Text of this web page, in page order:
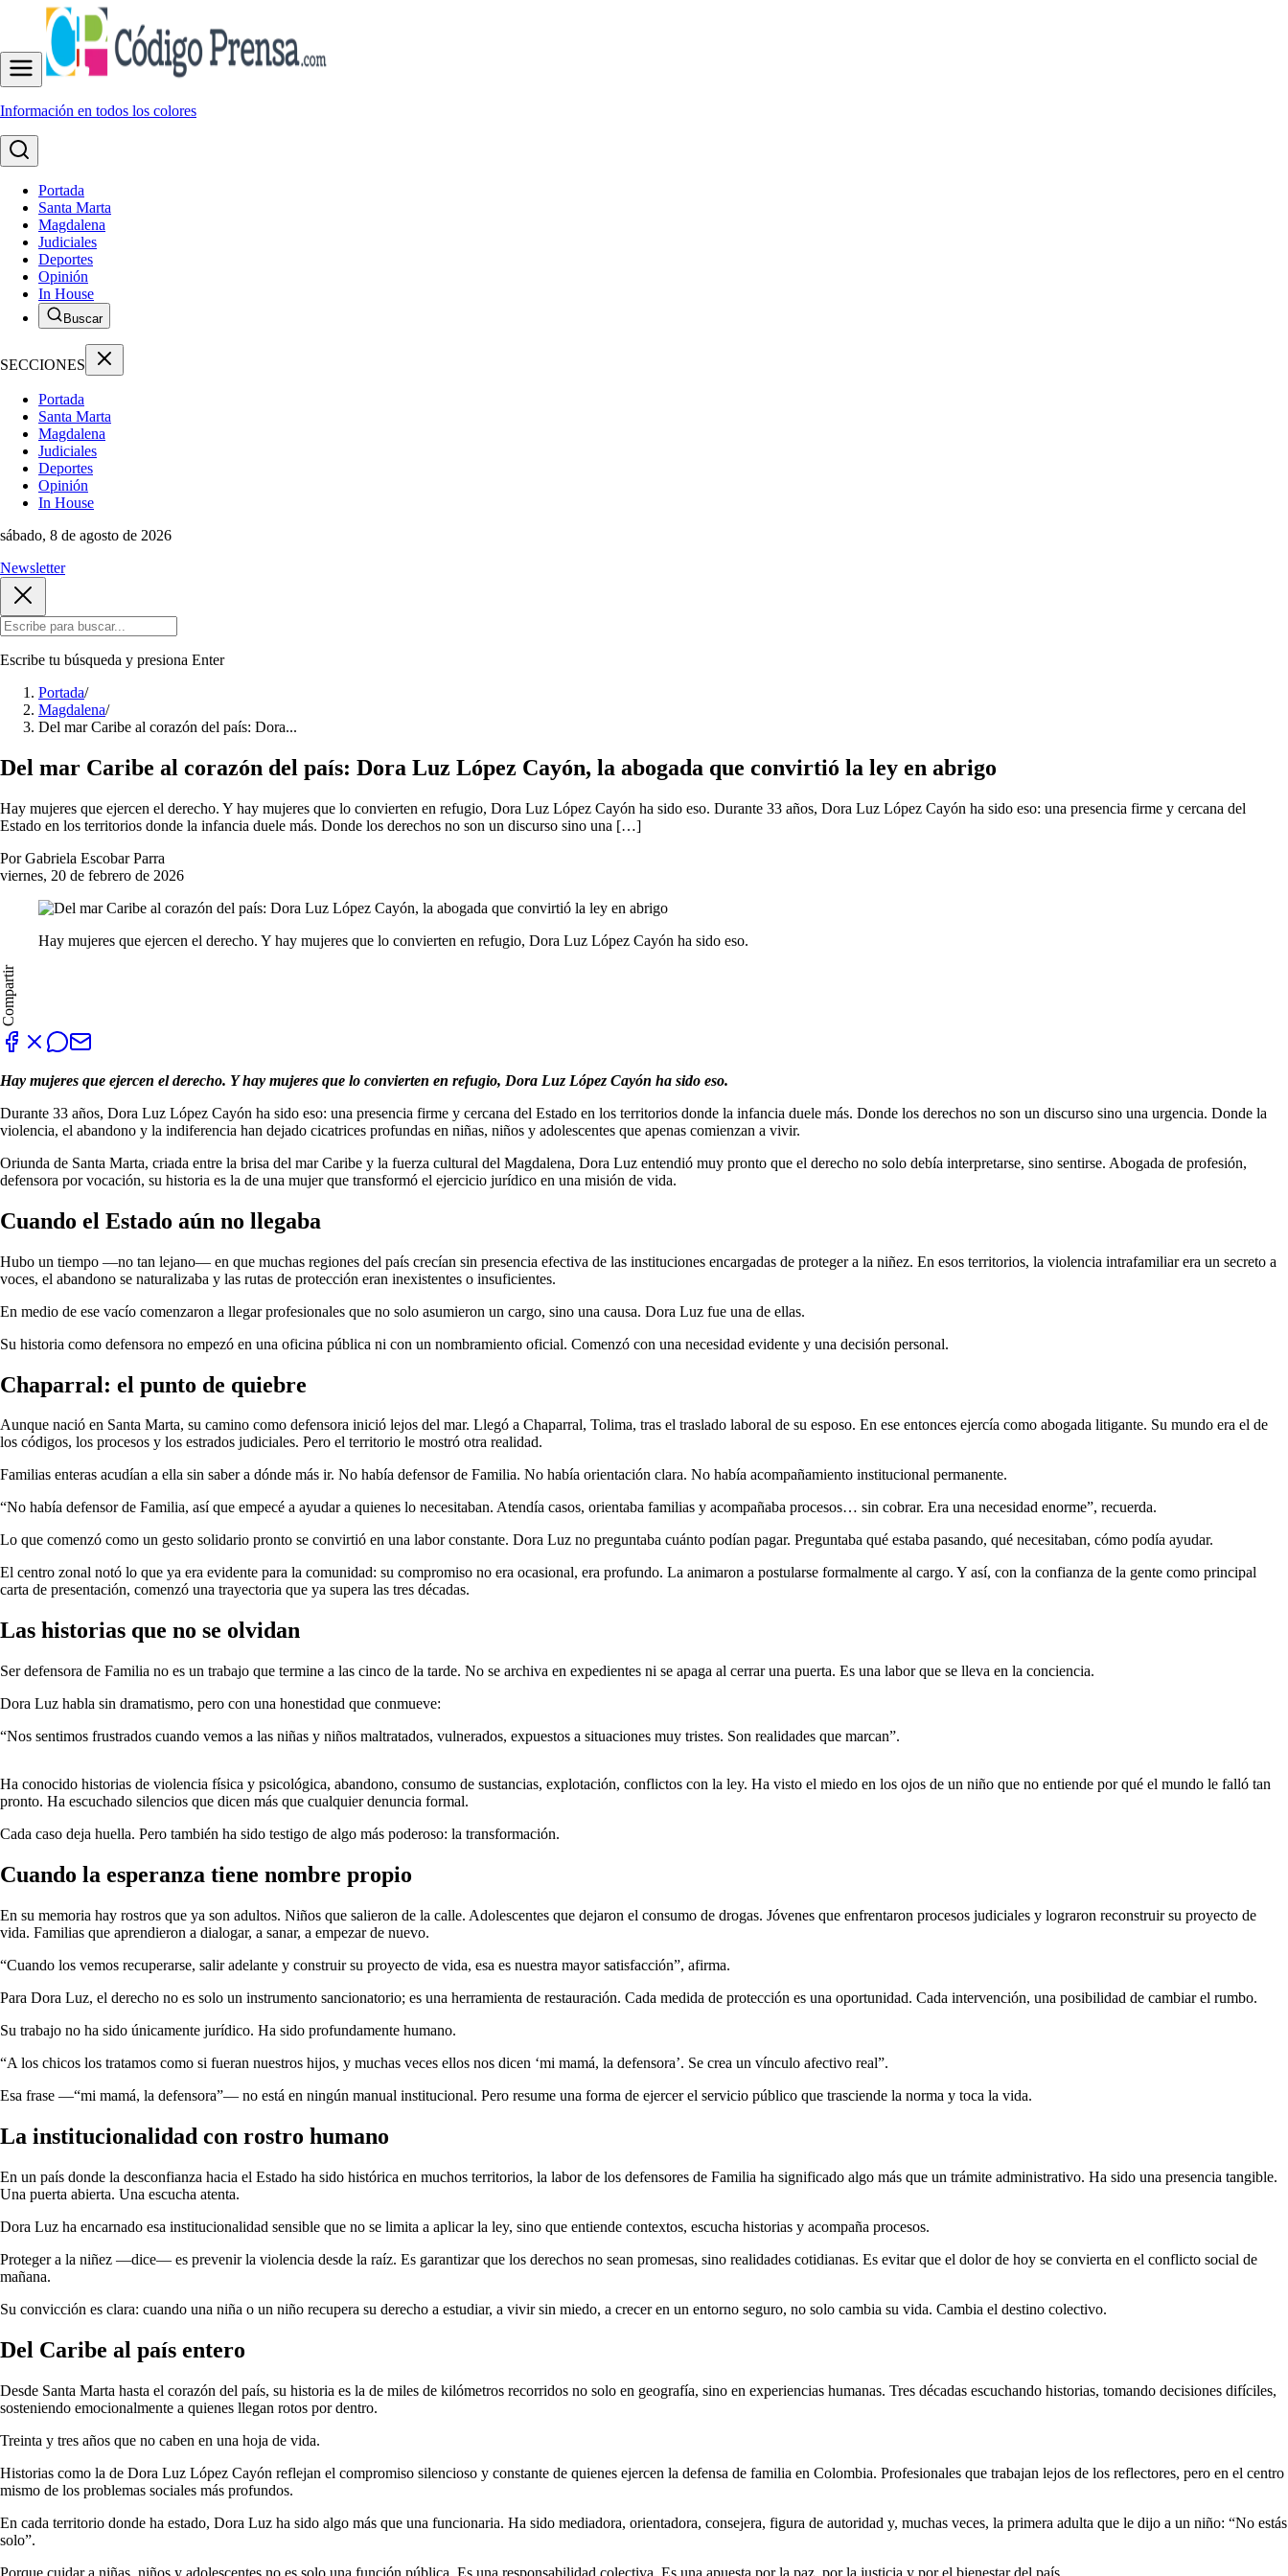
Información en todos los colores
Portada
Santa Marta
Magdalena
Judiciales
Deportes
Opinión
In House
Buscar
SECCIONES
Portada
Santa Marta
Magdalena
Judiciales
Deportes
Opinión
In House
sábado, 8 de agosto de 2026
Newsletter
Escribe tu búsqueda y presiona Enter
Portada/
Magdalena/
Del mar Caribe al corazón del país: Dora...
Del mar Caribe al corazón del país: Dora Luz López Cayón, la abogada que convirtió la ley en abrigo
Hay mujeres que ejercen el derecho. Y hay mujeres que lo convierten en refugio, Dora Luz López Cayón ha sido eso. Durante 33 años, Dora Luz López Cayón ha sido eso: una presencia firme y cercana del
Estado en los territorios donde la infancia duele más. Donde los derechos no son un discurso sino una […]
Por Gabriela Escobar Parra
viernes, 20 de febrero de 2026
Hay mujeres que ejercen el derecho. Y hay mujeres que lo convierten en refugio, Dora Luz López Cayón ha sido eso.
Compartir
Hay mujeres que ejercen el derecho. Y hay mujeres que lo convierten en refugio, Dora Luz López Cayón ha sido eso.
Durante 33 años, Dora Luz López Cayón ha sido eso: una presencia firme y cercana del Estado en los territorios donde la infancia duele más. Donde los derechos no son un discurso sino una urgencia. Donde la
violencia, el abandono y la indiferencia han dejado cicatrices profundas en niñas, niños y adolescentes que apenas comienzan a vivir.
Oriunda de Santa Marta, criada entre la brisa del mar Caribe y la fuerza cultural del Magdalena, Dora Luz entendió muy pronto que el derecho no solo debía interpretarse, sino sentirse. Abogada de profesión,
defensora por vocación, su historia es la de una mujer que transformó el ejercicio jurídico en una misión de vida.
Cuando el Estado aún no llegaba
Hubo un tiempo —no tan lejano— en que muchas regiones del país crecían sin presencia efectiva de las instituciones encargadas de proteger a la niñez. En esos territorios, la violencia intrafamiliar era un secreto a
voces, el abandono se naturalizaba y las rutas de protección eran inexistentes o insuficientes.
En medio de ese vacío comenzaron a llegar profesionales que no solo asumieron un cargo, sino una causa. Dora Luz fue una de ellas.
Su historia como defensora no empezó en una oficina pública ni con un nombramiento oficial. Comenzó con una necesidad evidente y una decisión personal.
Chaparral: el punto de quiebre
Aunque nació en Santa Marta, su camino como defensora inició lejos del mar. Llegó a Chaparral, Tolima, tras el traslado laboral de su esposo. En ese entonces ejercía como abogada litigante. Su mundo era el de
los códigos, los procesos y los estrados judiciales. Pero el territorio le mostró otra realidad.
Familias enteras acudían a ella sin saber a dónde más ir. No había defensor de Familia. No había orientación clara. No había acompañamiento institucional permanente.
“No había defensor de Familia, así que empecé a ayudar a quienes lo necesitaban. Atendía casos, orientaba familias y acompañaba procesos… sin cobrar. Era una necesidad enorme”, recuerda.
Lo que comenzó como un gesto solidario pronto se convirtió en una labor constante. Dora Luz no preguntaba cuánto podían pagar. Preguntaba qué estaba pasando, qué necesitaban, cómo podía ayudar.
El centro zonal notó lo que ya era evidente para la comunidad: su compromiso no era ocasional, era profundo. La animaron a postularse formalmente al cargo. Y así, con la confianza de la gente como principal
carta de presentación, comenzó una trayectoria que ya supera las tres décadas.
Las historias que no se olvidan
Ser defensora de Familia no es un trabajo que termine a las cinco de la tarde. No se archiva en expedientes ni se apaga al cerrar una puerta. Es una labor que se lleva en la conciencia.
Dora Luz habla sin dramatismo, pero con una honestidad que conmueve:
“Nos sentimos frustrados cuando vemos a las niñas y niños maltratados, vulnerados, expuestos a situaciones muy tristes. Son realidades que marcan”.
Ha conocido historias de violencia física y psicológica, abandono, consumo de sustancias, explotación, conflictos con la ley. Ha visto el miedo en los ojos de un niño que no entiende por qué el mundo le falló tan
pronto. Ha escuchado silencios que dicen más que cualquier denuncia formal.
Cada caso deja huella. Pero también ha sido testigo de algo más poderoso: la transformación.
Cuando la esperanza tiene nombre propio
En su memoria hay rostros que ya son adultos. Niños que salieron de la calle. Adolescentes que dejaron el consumo de drogas. Jóvenes que enfrentaron procesos judiciales y lograron reconstruir su proyecto de
vida. Familias que aprendieron a dialogar, a sanar, a empezar de nuevo.
“Cuando los vemos recuperarse, salir adelante y construir su proyecto de vida, esa es nuestra mayor satisfacción”, afirma.
Para Dora Luz, el derecho no es solo un instrumento sancionatorio; es una herramienta de restauración. Cada medida de protección es una oportunidad. Cada intervención, una posibilidad de cambiar el rumbo.
Su trabajo no ha sido únicamente jurídico. Ha sido profundamente humano.
“A los chicos los tratamos como si fueran nuestros hijos, y muchas veces ellos nos dicen ‘mi mamá, la defensora’. Se crea un vínculo afectivo real”.
Esa frase —“mi mamá, la defensora”— no está en ningún manual institucional. Pero resume una forma de ejercer el servicio público que trasciende la norma y toca la vida.
La institucionalidad con rostro humano
En un país donde la desconfianza hacia el Estado ha sido histórica en muchos territorios, la labor de los defensores de Familia ha significado algo más que un trámite administrativo. Ha sido una presencia tangible.
Una puerta abierta. Una escucha atenta.
Dora Luz ha encarnado esa institucionalidad sensible que no se limita a aplicar la ley, sino que entiende contextos, escucha historias y acompaña procesos.
Proteger a la niñez —dice— es prevenir la violencia desde la raíz. Es garantizar que los derechos no sean promesas, sino realidades cotidianas. Es evitar que el dolor de hoy se convierta en el conflicto social de
mañana.
Su convicción es clara: cuando una niña o un niño recupera su derecho a estudiar, a vivir sin miedo, a crecer en un entorno seguro, no solo cambia su vida. Cambia el destino colectivo.
Del Caribe al país entero
Desde Santa Marta hasta el corazón del país, su historia es la de miles de kilómetros recorridos no solo en geografía, sino en experiencias humanas. Tres décadas escuchando historias, tomando decisiones difíciles,
sosteniendo emocionalmente a quienes llegan rotos por dentro.
Treinta y tres años que no caben en una hoja de vida.
Historias como la de Dora Luz López Cayón reflejan el compromiso silencioso y constante de quienes ejercen la defensa de familia en Colombia. Profesionales que trabajan lejos de los reflectores, pero en el centro
mismo de los problemas sociales más profundos.
En cada territorio donde ha estado, Dora Luz ha sido algo más que una funcionaria. Ha sido mediadora, orientadora, consejera, figura de autoridad y, muchas veces, la primera adulta que le dijo a un niño: “No estás
solo”.
Porque cuidar a niñas, niños y adolescentes no es solo una función pública. Es una responsabilidad colectiva. Es una apuesta por la paz, por la justicia y por el bienestar del país.